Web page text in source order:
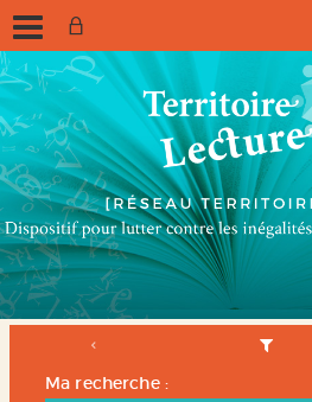
Ma recherche :